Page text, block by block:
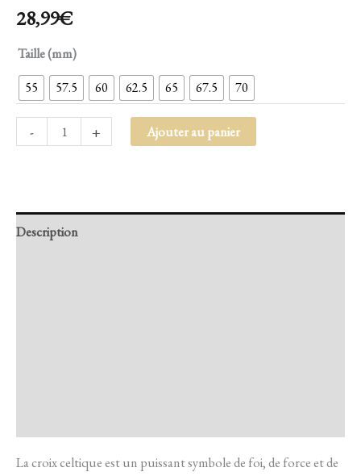
28,99€
Taille (mm)
55 57.5 60 62.5 65 67.5 70
- + Ajouter au panier
Description
La croix celtique est un puissant symbole de foi, de force et de